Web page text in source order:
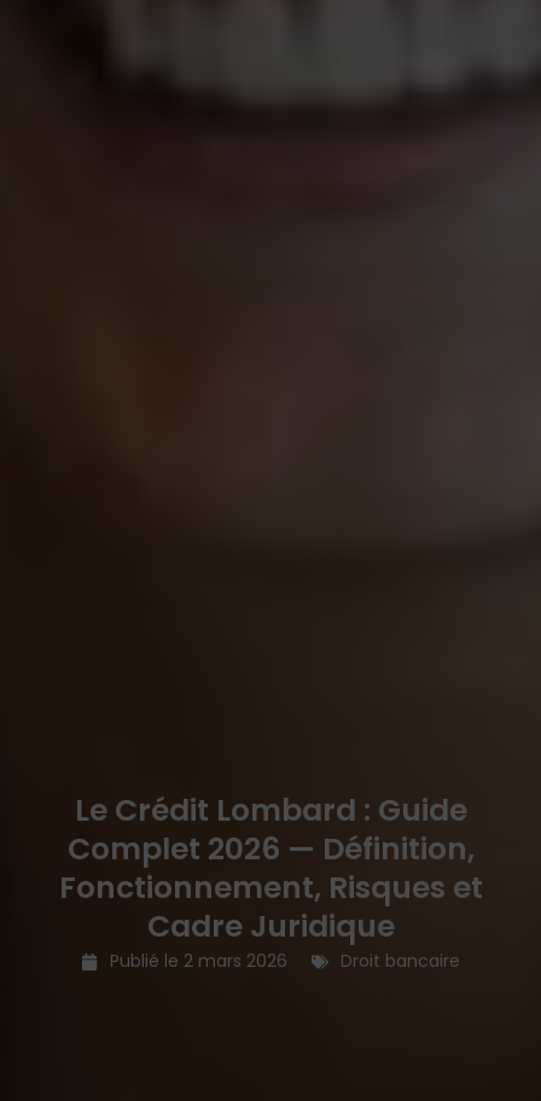
Le Crédit Lombard : Guide
Complet 2026 — Définition,
Fonctionnement, Risques et
Cadre Juridique
Publié le 2 mars 2026 Droit bancaire